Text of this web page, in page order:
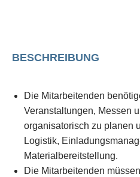
BESCHREIBUNG
Die Mitarbeitenden
Veranstaltungen, Messen
organisatorisch zu planen
Logistik,
Materialbereitstellung.
Die Mitarbeitenden